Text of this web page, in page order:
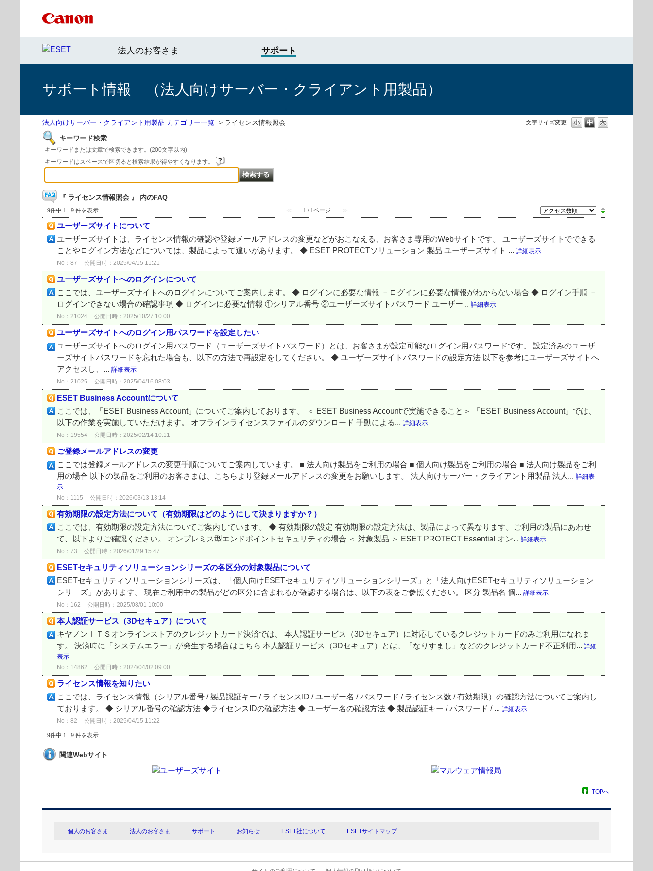
法人のお客さま サポート
サポート情報 （法人向けサーバー・クライアント用製品）
文字サイズ変更
法人向けサーバー・クライアント用製品 カテゴリー一覧 > ライセンス情報照会
キーワード検索
キーワードまたは文章で検索できます。(200文字以内)
キーワードはスペースで区切ると検索結果が得やすくなります。
『 ライセンス情報照会 』 内のFAQ
9件中 1 - 9 件を表示 ≪ 1 / 1ページ ≫
ユーザーズサイトについて
ユーザーズサイトは、ライセンス情報の確認や登録メールアドレスの変更などがおこなえる、お客さま専用のWebサイトです。 ユーザーズサイトでできる
ことやログイン方法などについては、製品によって違いがあります。 ◆ ESET PROTECTソリューション 製品 ユーザーズサイト ... 詳細表示
No：87 公開日時：2025/04/15 11:21
ユーザーズサイトへのログインについて
ここでは、ユーザーズサイトへのログインについてご案内します。 ◆ ログインに必要な情報 －ログインに必要な情報がわからない場合 ◆ ログイン手順 －
ログインできない場合の確認事項 ◆ ログインに必要な情報 ①シリアル番号 ②ユーザーズサイトパスワード ユーザー... 詳細表示
No：21024 公開日時：2025/10/27 10:00
ユーザーズサイトへのログイン用パスワードを設定したい
ユーザーズサイトへのログイン用パスワード（ユーザーズサイトパスワード）とは、お客さまが設定可能なログイン用パスワードです。 設定済みのユーザ
ーズサイトパスワードを忘れた場合も、以下の方法で再設定をしてください。 ◆ ユーザーズサイトパスワードの設定方法 以下を参考にユーザーズサイトへ
アクセスし、... 詳細表示
No：21025 公開日時：2025/04/16 08:03
ESET Business Accountについて
ここでは、「ESET Business Account」についてご案内しております。 ＜ ESET Business Accountで実施できること＞ 「ESET Business Account」では、
以下の作業を実施していただけます。 オフラインライセンスファイルのダウンロード 手動による... 詳細表示
No：19554 公開日時：2025/02/14 10:11
ご登録メールアドレスの変更
ここでは登録メールアドレスの変更手順についてご案内しています。 ■ 法人向け製品をご利用の場合 ■ 個人向け製品をご利用の場合 ■ 法人向け製品をご利
用の場合 以下の製品をご利用のお客さまは、こちらより登録メールアドレスの変更をお願いします。 法人向けサーバー・クライアント用製品 法人... 詳細表
示
No：1115 公開日時：2026/03/13 13:14
有効期限の設定方法について（有効期限はどのようにして決まりますか？）
ここでは、有効期限の設定方法についてご案内しています。 ◆ 有効期限の設定 有効期限の設定方法は、製品によって異なります。ご利用の製品にあわせ
て、以下よりご確認ください。 オンプレミス型エンドポイントセキュリティの場合 ＜ 対象製品 ＞ ESET PROTECT Essential オン... 詳細表示
No：73 公開日時：2026/01/29 15:47
ESETセキュリティソリューションシリーズの各区分の対象製品について
ESETセキュリティソリューションシリーズは、「個人向けESETセキュリティソリューションシリーズ」と「法人向けESETセキュリティソリューション
シリーズ」があります。 現在ご利用中の製品がどの区分に含まれるか確認する場合は、以下の表をご参照ください。 区分 製品名 個... 詳細表示
No：162 公開日時：2025/08/01 10:00
本人認証サービス（3Dセキュア）について
キヤノンＩＴＳオンラインストアのクレジットカード決済では、 本人認証サービス（3Dセキュア）に対応しているクレジットカードのみご利用になれま
す。 決済時に「システムエラー」が発生する場合はこちら 本人認証サービス（3Dセキュア）とは、「なりすまし」などのクレジットカード不正利用... 詳細
表示
No：14862 公開日時：2024/04/02 09:00
ライセンス情報を知りたい
ここでは、ライセンス情報（シリアル番号 / 製品認証キー / ライセンスID / ユーザー名 / パスワード / ライセンス数 / 有効期限）の確認方法についてご案内し
ております。 ◆ シリアル番号の確認方法 ◆ライセンスIDの確認方法 ◆ ユーザー名の確認方法 ◆ 製品認証キー / パスワード / ... 詳細表示
No：82 公開日時：2025/04/15 11:22
9件中 1 - 9 件を表示
関連Webサイト
TOPへ
個人のお客さま 法人のお客さま サポート お知らせ ESET社について ESETサイトマップ